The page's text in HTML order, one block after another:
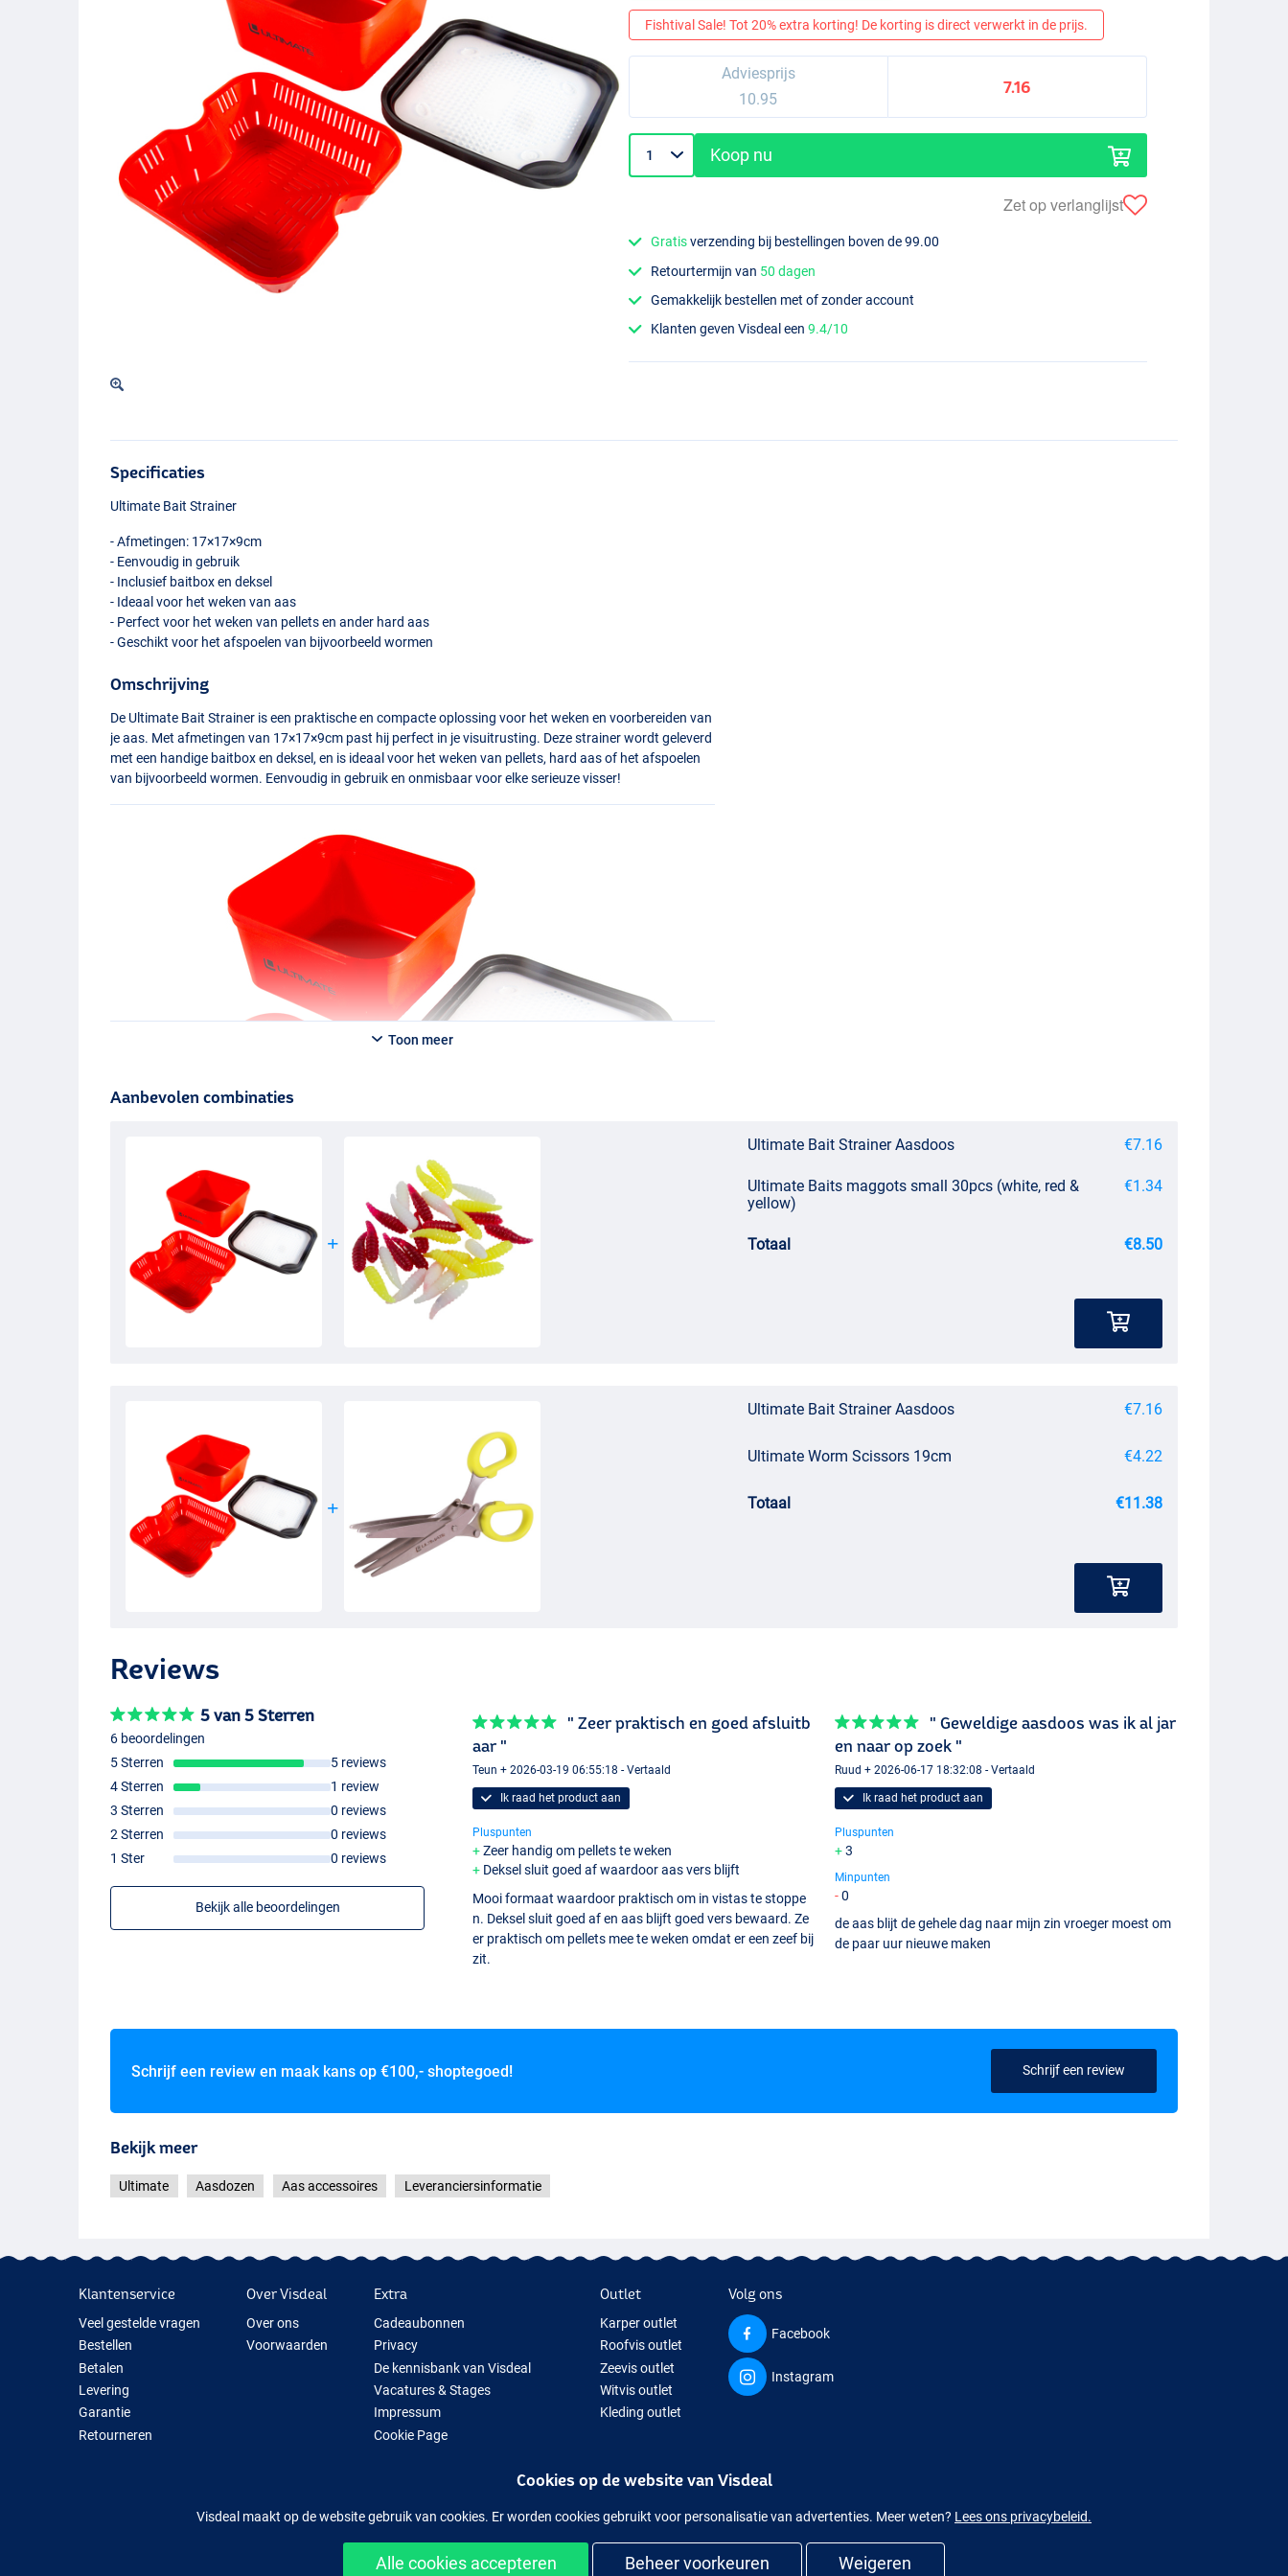
Fishtival Sale! Tot 20% extra korting! De korting is direct verwerkt in de prijs.
Adviesprijs
10.95
7.16
Koop nu
Zet op verlanglijst
Gratisverzending bij bestellingen boven de 99.00
Retourtermijn van 50 dagen
Gemakkelijk bestellen met of zonder account
Klanten geven Visdeal een9.4/10
Specificaties
Ultimate Bait Strainer
- Afmetingen: 17×17×9cm
- Eenvoudig in gebruik
- Inclusief baitbox en deksel
- Ideaal voor het weken van aas
- Perfect voor het weken van pellets en ander hard aas
- Geschikt voor het afspoelen van bijvoorbeeld wormen
Omschrijving
De Ultimate Bait Strainer is een praktische en compacte oplossing voor het weken en voorbereiden van
je aas. Met afmetingen van 17×17×9cm past hij perfect in je visuitrusting. Deze strainer wordt geleverd
met een handige baitbox en deksel, en is ideaal voor het weken van pellets, hard aas of het afspoelen
van bijvoorbeeld wormen. Eenvoudig in gebruik en onmisbaar voor elke serieuze visser!
Toon meer
Aanbevolen combinaties
Ultimate Bait Strainer Aasdoos €7.16
Ultimate Baits maggots small 30pcs (white, red &
yellow)
€1.34
Totaal €8.50
Ultimate Bait Strainer Aasdoos €7.16
Ultimate Worm Scissors 19cm €4.22
Totaal €11.38
Reviews
5 van 5 Sterren
6 beoordelingen
5 Sterren
5 reviews
4 Sterren
1 review
3 Sterren
0 reviews
2 Sterren
0 reviews
1 Ster
0 reviews
Bekijk alle beoordelingen
" Zeer praktisch en goed afsluitb
aar "
Teun + 2026-03-19 06:55:18 - Vertaald
Ik raad het product aan
Pluspunten
Zeer handig om pellets te weken
Deksel sluit goed af waardoor aas vers blijft
Mooi formaat waardoor praktisch om in vistas te stoppe
n. Deksel sluit goed af en aas blijft goed vers bewaard. Ze
er praktisch om pellets mee te weken omdat er een zeef bij
zit.
" Geweldige aasdoos was ik al jar
en naar op zoek "
Ruud + 2026-06-17 18:32:08 - Vertaald
Ik raad het product aan
Pluspunten
3
Minpunten
0
de aas blijt de gehele dag naar mijn zin vroeger moest om
de paar uur nieuwe maken
Schrijf een review en maak kans op €100,- shoptegoed! Schrijf een review
Bekijk meer
Ultimate Aasdozen Aas accessoires Leveranciersinformatie
Klantenservice
Veel gestelde vragen
Bestellen
Betalen
Levering
Garantie
Retourneren
Over Visdeal
Over ons
Voorwaarden
Extra
Cadeaubonnen
Privacy
De kennisbank van Visdeal
Vacatures & Stages
Impressum
Cookie Page
Outlet
Karper outlet
Roofvis outlet
Zeevis outlet
Witvis outlet
Kleding outlet
Volg ons
Facebook
Instagram
Cookies op de website van Visdeal
Visdeal maakt op de website gebruik van cookies. Er worden cookies gebruikt voor personalisatie van advertenties. Meer weten? Lees ons privacybeleid.
Alle cookies accepteren Beheer voorkeuren Weigeren